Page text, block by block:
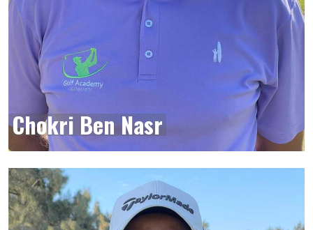
Chokri Ben Nasr